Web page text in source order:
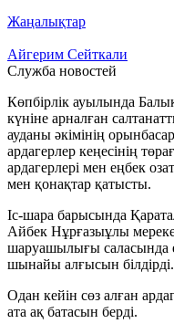
Жаңалықтар
Айгерим Сейткали
Служба новостей
Көпбірлік ауылында
күніне арналған
ауданы әкімінің
ардагерлер кеңесінің
ардагерлері мен еңбек
мен қонақтар қатысты.
Іс-шара барысында
Айбек Нұрғазыұлы
шаруашылығы саласында
шынайы алғысын білдірді.
Одан кейін сөз алған
ата ақ батасын берді.